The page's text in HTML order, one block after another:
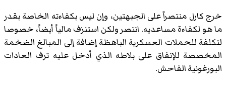
خرج كارل منتصراً على الجبهتين، وإن ليس بكفاءته الخاصة بقدر
ما هو لكفاءة مساعديه. انتصر ولكن استنزف مالياً أيضاً، خصوصا
لتكلفة للحملات العسكرية الباهظة إضافة إلى المبالغ الضخمة
المخصصة للإنفاق على بلاطه الذي أدخل عليه ترف العادات
البورغونية الفاحش.